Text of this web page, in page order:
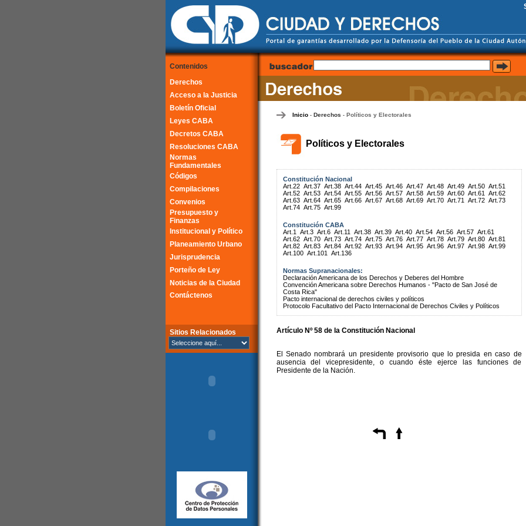
Contenidos
Derechos
Acceso a la Justicia
Boletín Oficial
Leyes CABA
Decretos CABA
Resoluciones CABA
Normas
Fundamentales
Códigos
Compilaciones
Convenios
Presupuesto y
Finanzas
Institucional y Político
Planeamiento Urbano
Jurisprudencia
Porteño de Ley
Noticias de la Ciudad
Contáctenos
Sitios Relacionados
Inicio- Derechos - Políticos y Electorales
Políticos y Electorales
Constitución Nacional
Art.22 Art.37 Art.38 Art.44 Art.45 Art.46 Art.47 Art.48 Art.49 Art.50 Art.51
Art.52 Art.53 Art.54 Art.55 Art.56 Art.57 Art.58 Art.59 Art.60 Art.61
Art.62
Art.63 Art.64 Art.65 Art.66 Art.67 Art.68 Art.69 Art.70 Art.71 Art.72 Art.73
Art.74 Art.75 Art.99
Constitución CABA
Art.1
Art.3 Art.6 Art.11 Art.38 Art.39 Art.40 Art.54 Art.56 Art.57 Art.61
Art.62 Art.70 Art.73 Art.74 Art.75 Art.76 Art.77 Art.78 Art.79 Art.80 Art.81
Art.82 Art.83 Art.84 Art.92 Art.93 Art.94 Art.95 Art.96 Art.97 Art.98 Art.99
Art.100 Art.101 Art.136
Normas Supranacionales:
Declaración Americana de los Derechos y Deberes del Hombre
Convención Americana sobre Derechos Humanos - "Pacto de San José de
Costa Rica"
Pacto internacional de derechos civiles y políticos
Protocolo Facultativo del Pacto Internacional de Derechos Civiles y Políticos
Artículo Nº 58 de la Constitución Nacional
El Senado nombrará un presidente provisorio que lo presida en caso de
ausencia del vicepresidente, o cuando éste ejerce las funciones de
Presidente de la Nación.